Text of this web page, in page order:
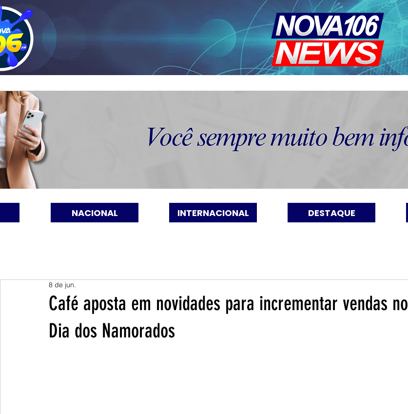
NACIONAL INTERNACIONAL DESTAQUE
Café aposta em novidades para incrementar vendas no
Dia dos Namorados
8 de jun.